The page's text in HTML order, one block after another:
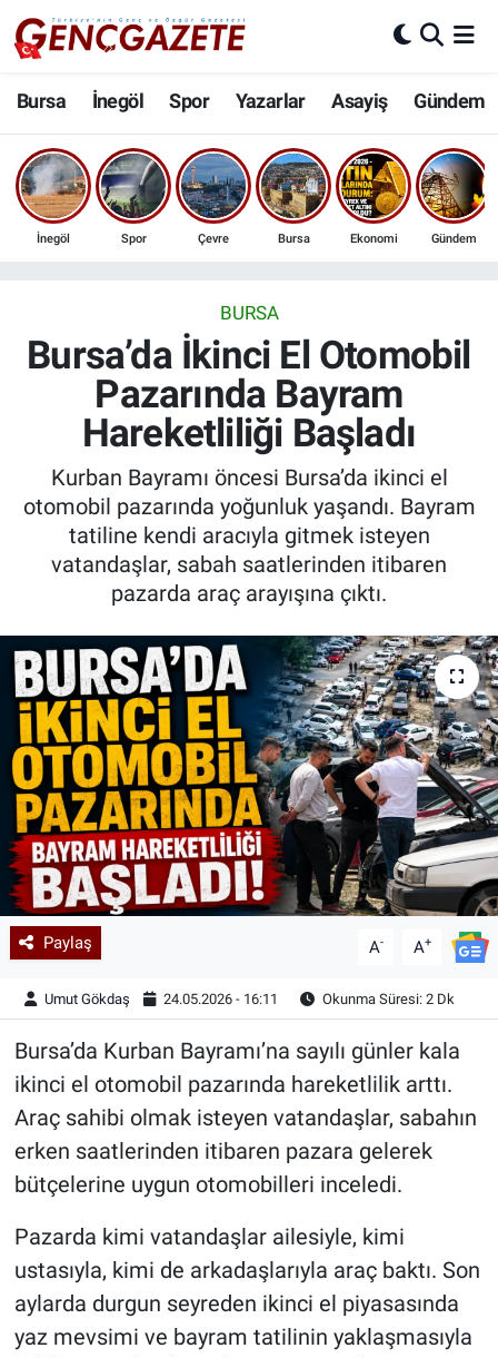
Bursa İnegöl Spor Yazarlar Asayiş Gündem
İnegöl Spor Çevre Bursa Ekonomi Gündem
BURSA
Bursa’da İkinci El Otomobil
Pazarında Bayram
Hareketliliği Başladı
Kurban Bayramı öncesi Bursa’da ikinci el
otomobil pazarında yoğunluk yaşandı. Bayram
tatiline kendi aracıyla gitmek isteyen
vatandaşlar, sabah saatlerinden itibaren
pazarda araç arayışına çıktı.
Paylaş A- A+
Umut Gökdaş 24.05.2026 - 16:11 Okunma Süresi: 2 Dk
Bursa’da Kurban Bayramı’na sayılı günler kala
ikinci el otomobil pazarında hareketlilik arttı.
Araç sahibi olmak isteyen vatandaşlar, sabahın
erken saatlerinden itibaren pazara gelerek
bütçelerine uygun otomobilleri inceledi.
Pazarda kimi vatandaşlar ailesiyle, kimi
ustasıyla, kimi de arkadaşlarıyla araç baktı. Son
aylarda durgun seyreden ikinci el piyasasında
yaz mevsimi ve bayram tatilinin yaklaşmasıyla
Bursa
İnegöl
3.SAYFA
Ekonomi
Güncel
İnanç
Kadın & Aile
Kültür & Sanat
Sağlık
Siyaset
Teknoloji
Yazarlar
Astroloji-Rüya
Nöbetçi Eczaneler
Hava Durumu
Trafik Durumu
Son Dakika Haberleri
Haber Arşivi